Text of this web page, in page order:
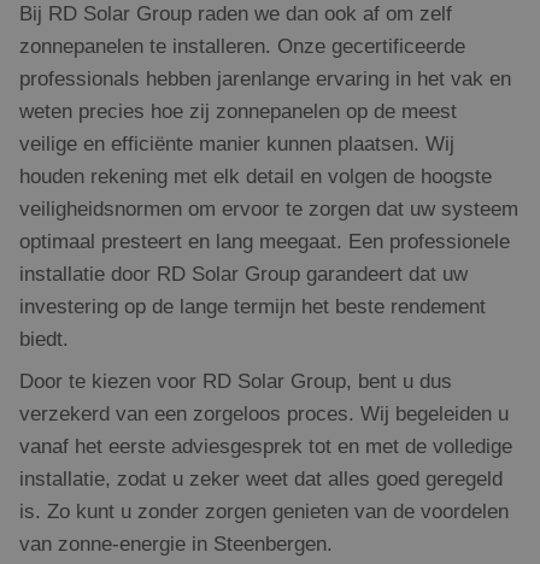
Bij RD Solar Group raden we dan ook af om zelf
zonnepanelen te installeren. Onze gecertificeerde
professionals hebben jarenlange ervaring in het vak en
weten precies hoe zij zonnepanelen op de meest
veilige en efficiënte manier kunnen plaatsen. Wij
houden rekening met elk detail en volgen de hoogste
veiligheidsnormen om ervoor te zorgen dat uw systeem
optimaal presteert en lang meegaat. Een professionele
installatie door RD Solar Group garandeert dat uw
investering op de lange termijn het beste rendement
biedt.
Door te kiezen voor RD Solar Group, bent u dus
verzekerd van een zorgeloos proces. Wij begeleiden u
vanaf het eerste adviesgesprek tot en met de volledige
installatie, zodat u zeker weet dat alles goed geregeld
is. Zo kunt u zonder zorgen genieten van de voordelen
van zonne-energie in Steenbergen.